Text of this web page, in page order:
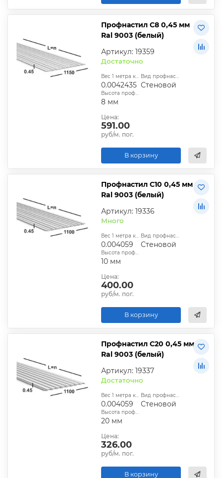
Профнастил С8 0,45 мм
Ral 9003 (белый)
Артикул: 19359
Достаточно
Вес 1 метра квадратного, т:
0.0042435
Вид профнастила:
Стеновой
Высота профиля:
8 мм
Цена:
591.00
руб/м. пог.
В корзину
Профнастил С10 0,45 мм
Ral 9003 (белый)
Артикул: 19336
Много
Вес 1 метра квадратного, т:
0.004059
Вид профнастила:
Стеновой
Высота профиля:
10 мм
Цена:
400.00
руб/м. пог.
В корзину
Профнастил С20 0,45 мм
Ral 9003 (белый)
Артикул: 19337
Достаточно
Вес 1 метра квадратного, т:
0.004059
Вид профнастила:
Стеновой
Высота профиля:
20 мм
Цена:
326.00
руб/м. пог.
В корзину